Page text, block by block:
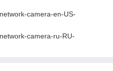
camera-en-US-
camera-ru-RU-